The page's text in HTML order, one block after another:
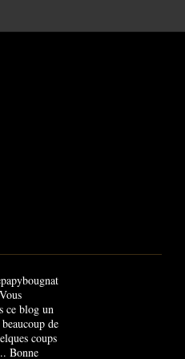
ce blog un
de
coups
Bonne